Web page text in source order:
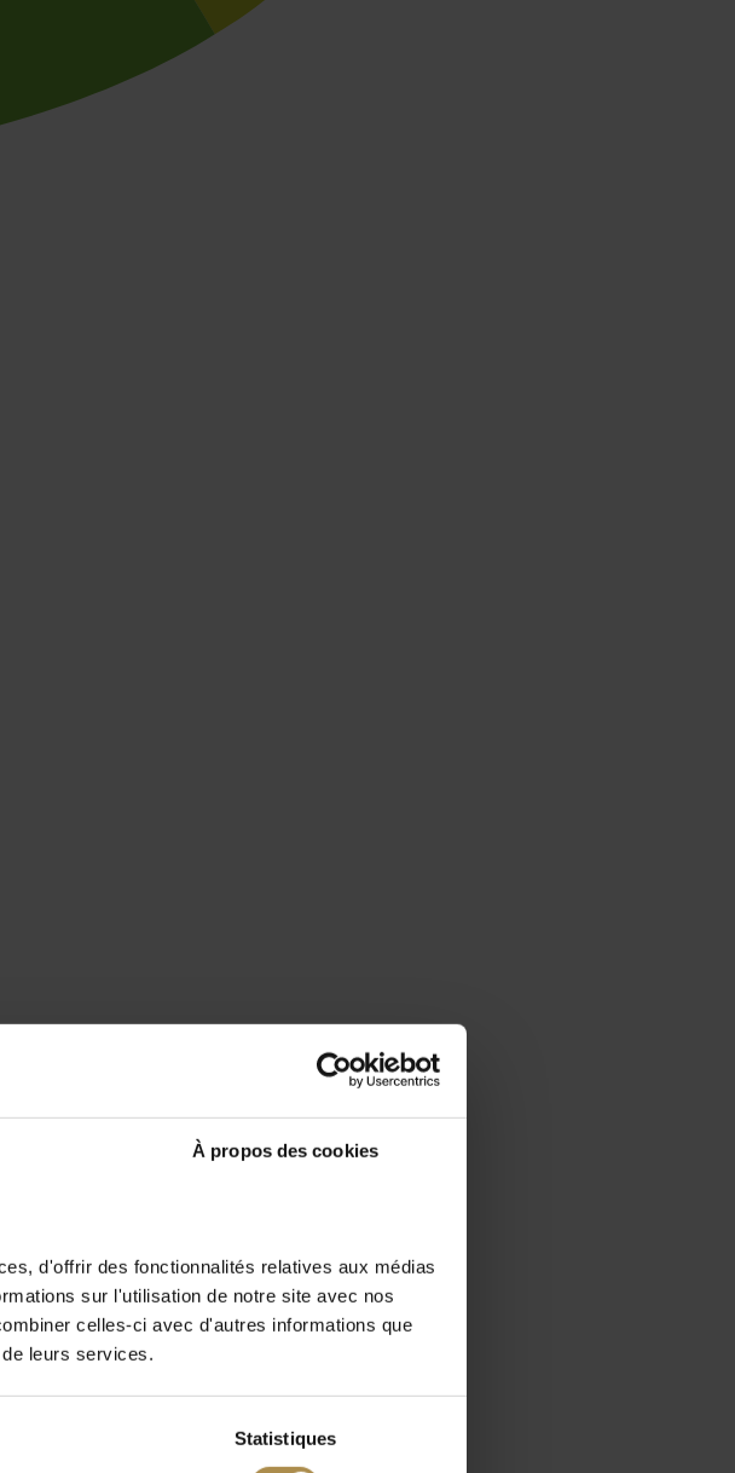
À propos des cookies
d'offrir des fonctionnalités relatives aux médias
sur l'utilisation de notre site avec nos
celles-ci avec d'autres informations que
leurs services.
Statistiques